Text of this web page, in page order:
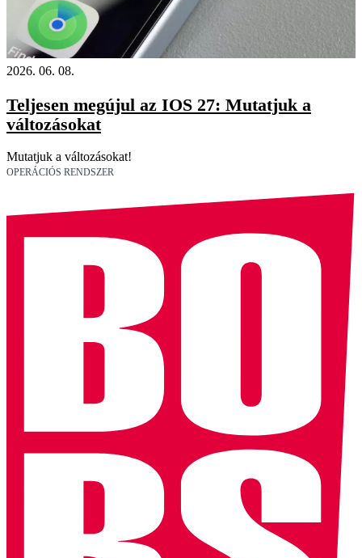
2026. 06. 08.
Teljesen megújul az IOS 27: Mutatjuk a
változásokat
Mutatjuk a változásokat!
OPERÁCIÓS RENDSZER